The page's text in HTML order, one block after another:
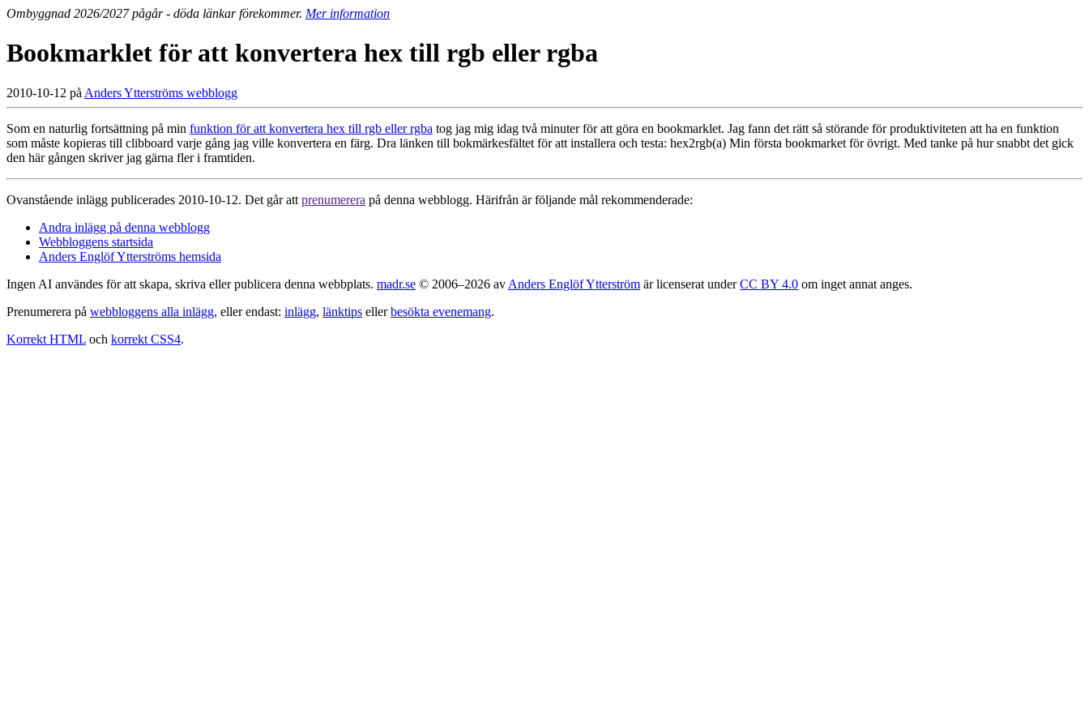
Ombyggnad 2026/2027 pågår - döda länkar förekommer. Mer information
Bookmarklet för att konvertera hex till rgb eller rgba
2010-10-12 på Anders Ytterströms webblogg
Som en naturlig fortsättning på min funktion för att konvertera hex till rgb eller rgba tog jag mig idag två minuter för att göra en bookmarklet. Jag fann det rätt så störande för produktiviteten att ha en funktion
som måste kopieras till clibboard varje gång jag ville konvertera en färg. Dra länken till bokmärkesfältet för att installera och testa: hex2rgb(a) Min första bookmarket för övrigt. Med tanke på hur snabbt det gick
den här gången skriver jag gärna fler i framtiden.
Ovanstående inlägg publicerades 2010-10-12. Det går att prenumerera på denna webblogg. Härifrån är följande mål rekommenderade:
Andra inlägg på denna webblogg
Webbloggens startsida
Anders Englöf Ytterströms hemsida
Ingen AI användes för att skapa, skriva eller publicera denna webbplats. madr.se © 2006–2026 av Anders Englöf Ytterström är licenserat underCC BY 4.0 om inget annat anges.
Prenumerera på webbloggens alla inlägg, eller endast: inlägg, länktips ellerbesökta evenemang.
Korrekt HTML och korrekt CSS4.